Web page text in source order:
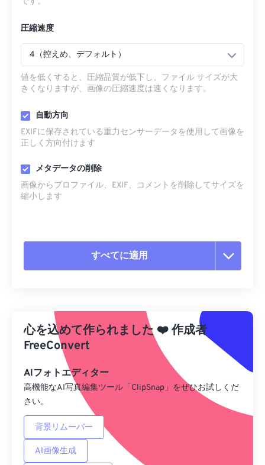
圧縮速度
4（控えめ、デフォルト）
値を低くすると、圧縮品質が低下し、ファイル サイズが大
きくなりますが、画像の圧縮速度は速くなります。
自動方向
EXIFに保存されている重力センサーデータを使用して画像を
正しく方向付けます
メタデータの削除
画像からプロファイル、EXIF、コメントを削除してサイズを
縮小します
すべてに適用
プリセットから適用
プリセットとして保存
心を込めて作られました ❤️作成者
FreeConvert
AIフォトエディター
高機能なAI写真編集ツール「ClipSnap」をぜひお試しくだ
さい。
背景リムーバー
AI画像生成